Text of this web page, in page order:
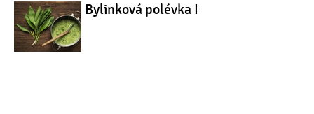
Bylinková polévka I